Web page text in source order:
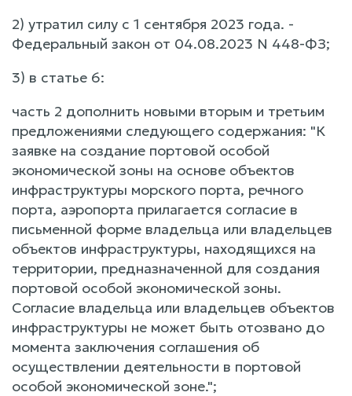
2) утратил силу с 1 сентября 2023 года. -
Федеральный закон от 04.08.2023 N 448-ФЗ;
3) в статье 6:
часть 2 дополнить новыми вторым и третьим
предложениями следующего содержания: "К
заявке на создание портовой особой
экономической зоны на основе объектов
инфраструктуры морского порта, речного
порта, аэропорта прилагается согласие в
письменной форме владельца или владельцев
объектов инфраструктуры, находящихся на
территории, предназначенной для создания
портовой особой экономической зоны.
Согласие владельца или владельцев объектов
инфраструктуры не может быть отозвано до
момента заключения соглашения об
осуществлении деятельности в портовой
особой экономической зоне.";